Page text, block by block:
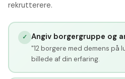
rekrutterere.
✓ Angiv borgergruppe og
"12 borgere med demens på
billede af din erfaring.